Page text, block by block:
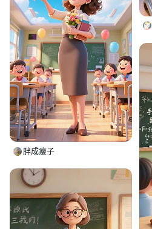
胖成瘦子